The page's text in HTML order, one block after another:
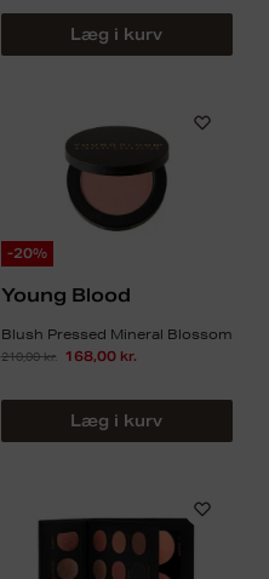
Læg i kurv
-20%
Young Blood
Blush Pressed Mineral Blossom
210,00kr. 168,00 kr.
Læg i kurv